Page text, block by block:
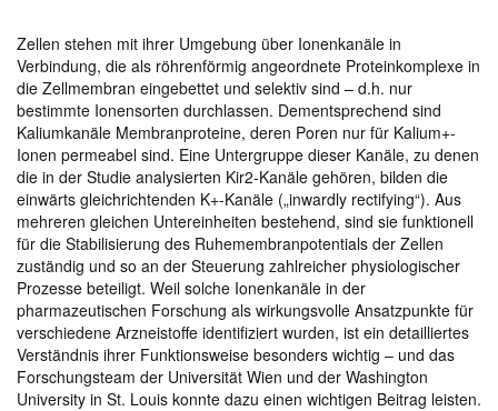
Zellen stehen mit ihrer Umgebung über Ionenkanäle in
Verbindung, die als röhrenförmig angeordnete Proteinkomplexe in
die Zellmembran eingebettet und selektiv sind – d.h. nur
bestimmte Ionensorten durchlassen. Dementsprechend sind
Kaliumkanäle Membranproteine, deren Poren nur für Kalium+-
Ionen permeabel sind. Eine Untergruppe dieser Kanäle, zu denen
die in der Studie analysierten Kir2-Kanäle gehören, bilden die
einwärts gleichrichtenden K+-Kanäle („inwardly rectifying“). Aus
mehreren gleichen Untereinheiten bestehend, sind sie funktionell
für die Stabilisierung des Ruhemembranpotentials der Zellen
zuständig und so an der Steuerung zahlreicher physiologischer
Prozesse beteiligt. Weil solche Ionenkanäle in der
pharmazeutischen Forschung als wirkungsvolle Ansatzpunkte für
verschiedene Arzneistoffe identifiziert wurden, ist ein detailliertes
Verständnis ihrer Funktionsweise besonders wichtig – und das
Forschungsteam der Universität Wien und der Washington
University in St. Louis konnte dazu einen wichtigen Beitrag leisten.